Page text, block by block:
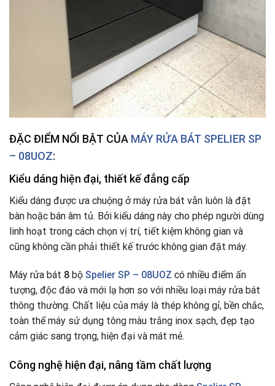
ĐẶC ĐIỂM NỔI BẬT CỦA MÁY RỬA BÁT SPELIER SP
– 08UOZ:
Kiểu dáng hiện đại, thiết kế đẳng cấp
Kiểu dáng được ưa chuộng ở máy rửa bát vẫn luôn là đặt
bàn hoặc bán âm tủ. Bởi kiểu dáng này cho phép người dùng
linh hoạt trong cách chọn vị trí, tiết kiệm không gian và
cũng không cần phải thiết kế trước không gian đặt máy.
Máy rửa bát 8 bộ Spelier SP – 08UOZ có nhiều điểm ấn
tượng, độc đáo và mới lạ hơn so với nhiều loại máy rửa bát
thông thường. Chất liệu của máy là thép không gỉ, bền chắc,
toàn thể máy sử dụng tông màu trắng inox sạch, đẹp tạo
cảm giác sang trọng, hiện đại và mát mẻ.
Công nghệ hiện đại, nâng tầm chất lượng